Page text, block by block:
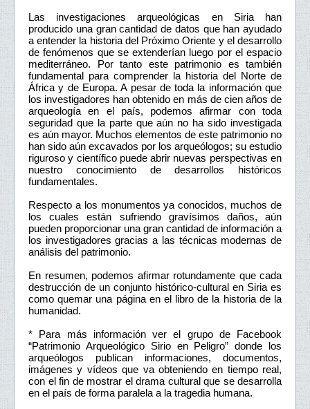
Las investigaciones arqueológicas en Siria han
producido una gran cantidad de datos que han ayudado
a entender la historia del Próximo Oriente y el desarrollo
de fenómenos que se extenderían luego por el espacio
mediterráneo. Por tanto este patrimonio es también
fundamental para comprender la historia del Norte de
África y de Europa. A pesar de toda la información que
los investigadores han obtenido en más de cien años de
arqueología en el país, podemos afirmar con toda
seguridad que la parte que aún no ha sido investigada
es aún mayor. Muchos elementos de este patrimonio no
han sido aún excavados por los arqueólogos; su estudio
riguroso y científico puede abrir nuevas perspectivas en
nuestro conocimiento de desarrollos históricos
fundamentales.
Respecto a los monumentos ya conocidos, muchos de
los cuales están sufriendo gravísimos daños, aún
pueden proporcionar una gran cantidad de información a
los investigadores gracias a las técnicas modernas de
análisis del patrimonio.
En resumen, podemos afirmar rotundamente que cada
destrucción de un conjunto histórico-cultural en Siria es
como quemar una página en el libro de la historia de la
humanidad.
* Para más información ver el grupo de Facebook
“Patrimonio Arqueológico Sirio en Peligro” donde los
arqueólogos publican informaciones, documentos,
imágenes y vídeos que va obteniendo en tiempo real,
con el fin de mostrar el drama cultural que se desarrolla
en el país de forma paralela a la tragedia humana.